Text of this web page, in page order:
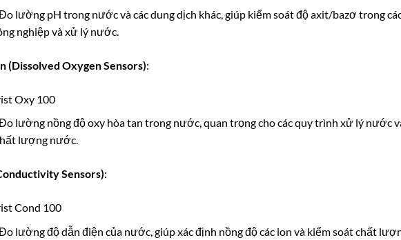
lường pH trong nước và các dung dịch khác, giúp kiểm soát độ axit/bazơ trong
nghiệp và xử lý nước.
(Dissolved Oxygen Sensors):
Oxy 100
lường nồng độ oxy hòa tan trong nước, quan trọng cho các quy trình xử lý nước
lượng nước.
Sensors):
Cond 100
lường độ dẫn điện của nước, giúp xác định nồng độ các ion và kiểm soát chất